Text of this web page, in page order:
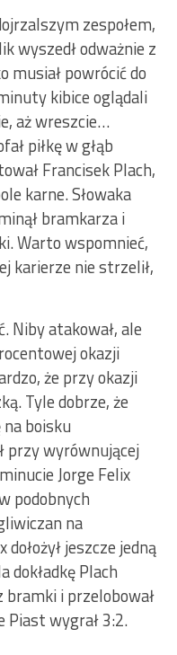
zespołem,
wyszedł odważnie z
musiał powrócić do
kibice oglądali
aż wreszcie…
piłkę w głąb
Francisek Plach,
karne. Słowaka
bramkarza i
Warto wspomnieć,
karierze nie strzelił,
Niby atakował, ale
okazji
że przy okazji
Tyle dobrze, że
boisku
przy wyrównującej
Jorge Felix
podobnych
na
jeszcze jedną
dokładkę Plach
bramki i przelobował
Piast wygrał 3:2.